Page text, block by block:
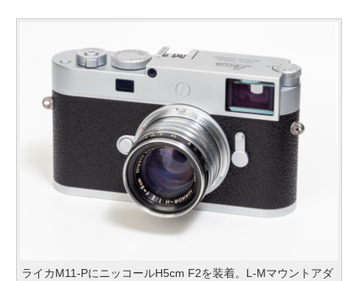
ライカM11-PにニッコールH5cm F2を装着。L-Mマウントアダ